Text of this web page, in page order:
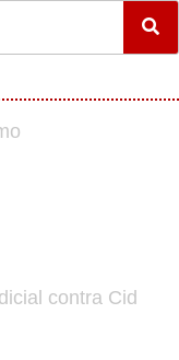
contra Cid